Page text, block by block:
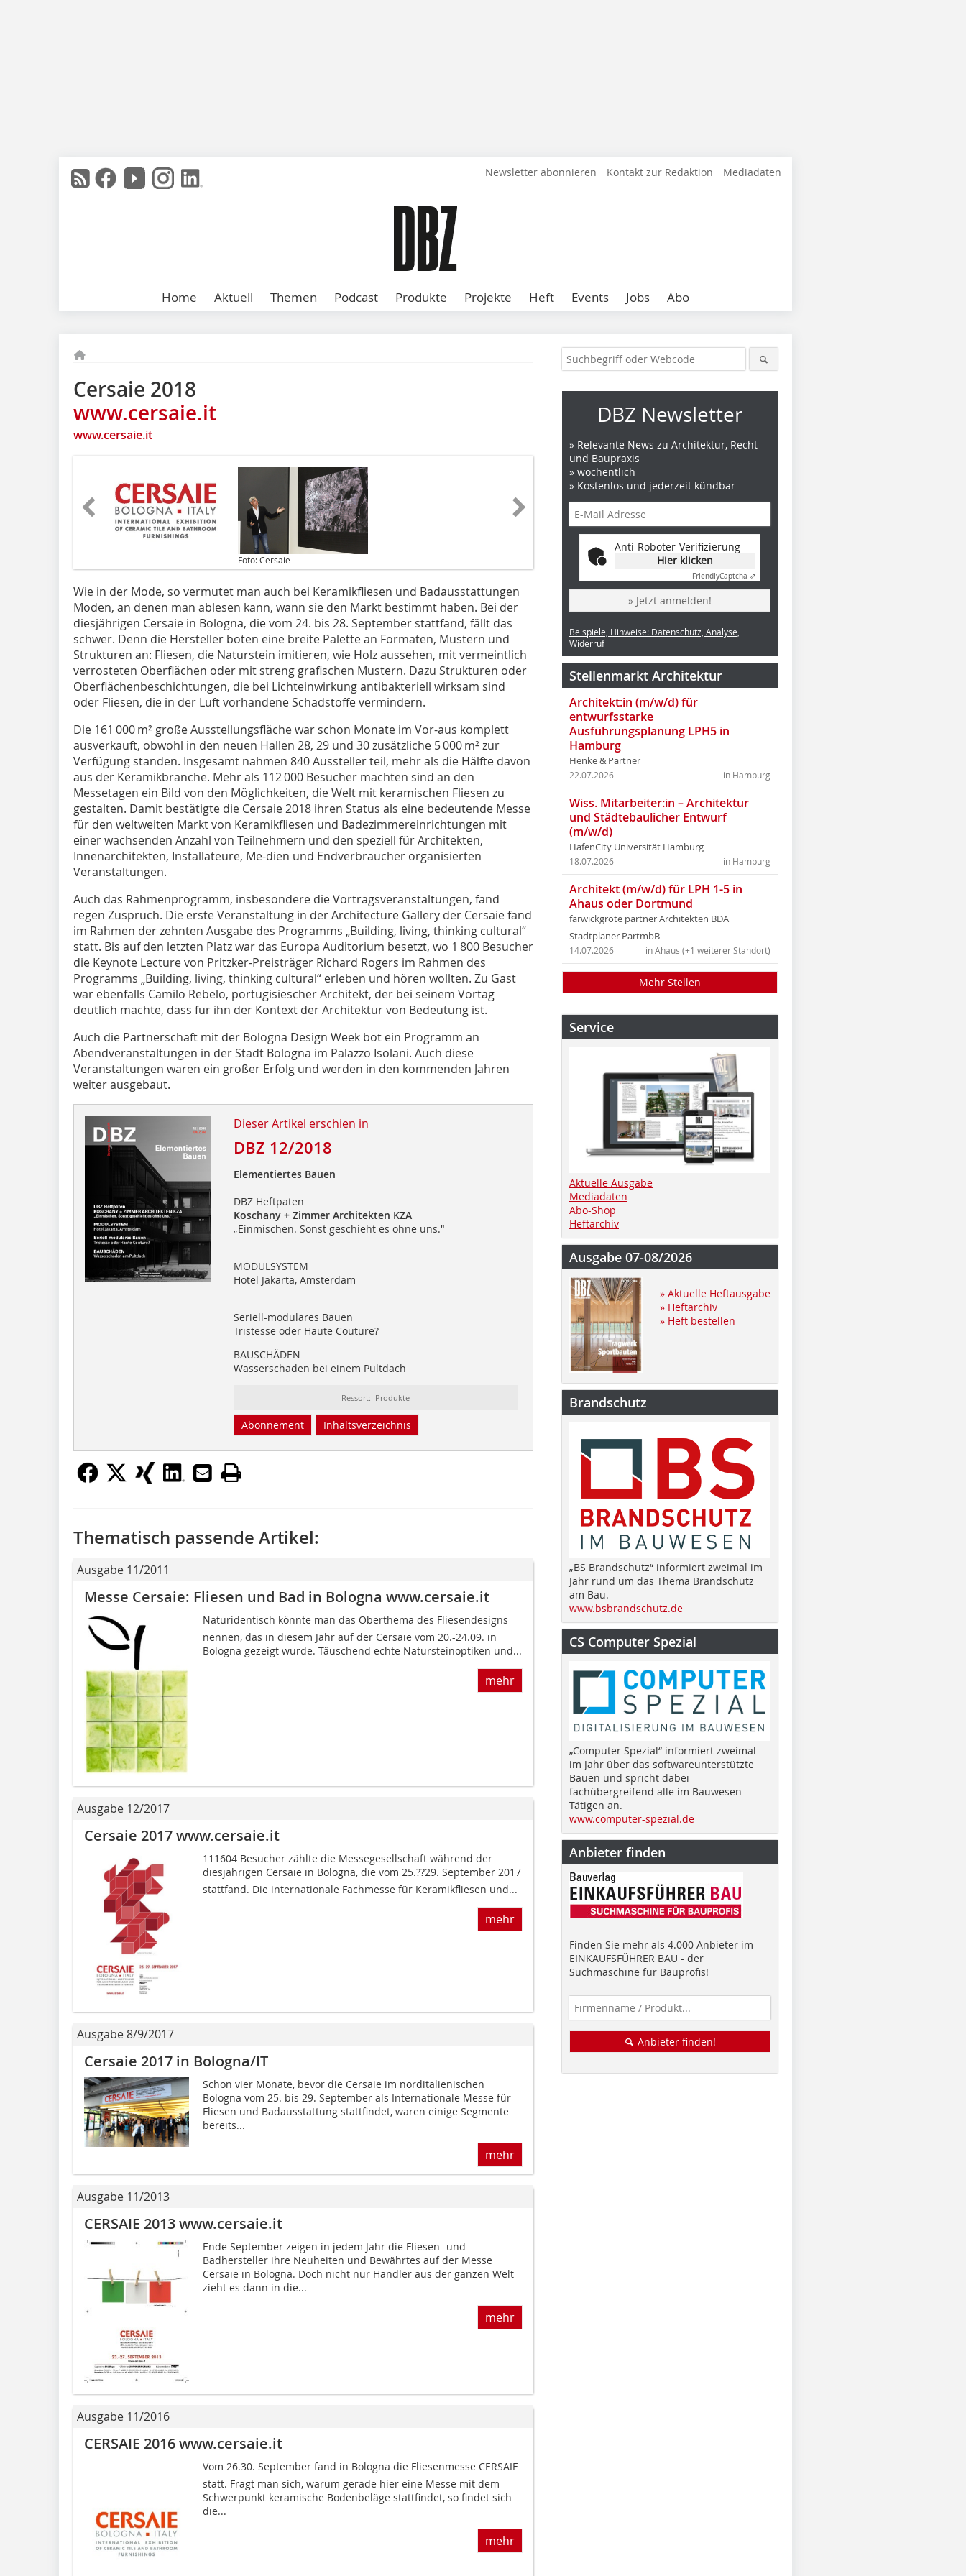
Newsletter abonnieren Kontakt zur Redaktion Mediadaten
Home Aktuell Themen Podcast Produkte Projekte Heft Events Jobs Abo
Cersaie 2018
www.cersaie.it
www.cersaie.it
Foto: Cersaie
Wie in der Mode, so vermutet man auch bei Keramikfliesen und Badausstattungen
Moden, an denen man ablesen kann, wann sie den Markt bestimmt haben. Bei der
diesjährigen Cersaie in Bologna, die vom 24. bis 28. September stattfand, fällt das
schwer. Denn die Hersteller boten eine breite Palette an Formaten, Mustern und
Strukturen an: Fliesen, die Naturstein imitieren, wie Holz aussehen, mit vermeintlich
verrosteten Oberflächen oder mit streng grafischen Mustern. Dazu Strukturen oder
Oberflächenbeschichtungen, die bei Lichteinwirkung antibakteriell wirksam sind
oder Fliesen, die in der Luft vorhandene Schadstoffe vermindern.
Die 161 000 m² große Ausstellungsfläche war schon Monate im Vor-aus komplett
ausverkauft, obwohl in den neuen Hallen 28, 29 und 30 zusätzliche 5 000 m² zur
Verfügung standen. Insgesamt nahmen 840 Aussteller teil, mehr als die Hälfte davon
aus der Keramikbranche. Mehr als 112 000 Besucher machten sind an den
Messetagen ein Bild von den Möglichkeiten, die Welt mit keramischen Fliesen zu
gestalten. Damit bestätigte die Cersaie 2018 ihren Status als eine bedeutende Messe
für den weltweiten Markt von Keramikfliesen und Badezimmereinrichtungen mit
einer wachsenden Anzahl von Teilnehmern und den speziell für Architekten,
Innenarchitekten, Installateure, Me-dien und Endverbraucher organisierten
Veranstaltungen.
Auch das Rahmenprogramm, insbesondere die Vortragsveranstaltungen, fand
regen Zuspruch. Die erste Veranstaltung in der Architecture Gallery der Cersaie fand
im Rahmen der zehnten Ausgabe des Programms „Building, living, thinking cultural“
statt. Bis auf den letzten Platz war das Europa Auditorium besetzt, wo 1 800 Besucher
die Keynote Lecture von Pritzker-Preisträger Richard Rogers im Rahmen des
Programms „Building, living, thinking cultural“ erleben und hören wollten. Zu Gast
war ebenfalls Camilo Rebelo, portugisiescher Architekt, der bei seinem Vortag
deutlich machte, dass für ihn der Kontext der Architektur von Bedeutung ist.
Auch die Partnerschaft mit der Bologna Design Week bot ein Programm an
Abendveranstaltungen in der Stadt Bologna im Palazzo Isolani. Auch diese
Veranstaltungen waren ein großer Erfolg und werden in den kommenden Jahren
weiter ausgebaut.
Dieser Artikel erschien in
DBZ 12/2018
Elementiertes Bauen
DBZ Heftpaten
Koschany + Zimmer Architekten KZA
„Einmischen. Sonst geschieht es ohne uns."
MODULSYSTEM
Hotel Jakarta, Amsterdam
Seriell-modulares Bauen
Tristesse oder Haute Couture?
BAUSCHÄDEN
Wasserschaden bei einem Pultdach
Ressort: Produkte
Abonnement Inhaltsverzeichnis
Thematisch passende Artikel:
Ausgabe 11/2011
Messe Cersaie: Fliesen und Bad in Bologna www.cersaie.it
Naturidentisch könnte man das Oberthema des Fliesendesigns
nennen, das in diesem Jahr auf der Cersaie vom 20.-24.09. in
Bologna gezeigt wurde. Täuschend echte Natursteinoptiken und...
mehr
Ausgabe 12/2017
Cersaie 2017 www.cersaie.it
111604 Besucher zählte die Messegesellschaft während der
diesjährigen Cersaie in Bologna, die vom 25.??29. September 2017
stattfand. Die internationale Fachmesse für Keramikfliesen und...
mehr
Ausgabe 8/9/2017
Cersaie 2017 in Bologna/IT
Schon vier Monate, bevor die Cersaie im norditalienischen
Bologna vom 25. bis 29. September als Internationale Messe für
Fliesen und Badausstattung stattfindet, waren einige Segmente
bereits...
mehr
Ausgabe 11/2013
CERSAIE 2013 www.cersaie.it
Ende September zeigen in jedem Jahr die Fliesen- und
Badhersteller ihre Neuheiten und Bewährtes auf der Messe
Cersaie in Bologna. Doch nicht nur Händler aus der ganzen Welt
zieht es dann in die...
mehr
Ausgabe 11/2016
CERSAIE 2016 www.cersaie.it
Vom 26.30. September fand in Bologna die Fliesenmesse CERSAIE
statt. Fragt man sich, warum gerade hier eine Messe mit dem
Schwerpunkt keramische Bodenbeläge stattfindet, so findet sich
die...
mehr
DBZ Newsletter
» Relevante News zu Architektur, Recht
und Baupraxis
» wöchentlich
» Kostenlos und jederzeit kündbar
Anti-Roboter-Verifizierung
Hier klicken
FriendlyCaptcha ⇗
» Jetzt anmelden!
Beispiele, Hinweise: Datenschutz, Analyse,
Widerruf
Stellenmarkt Architektur
Architekt:in (m/w/d) für
entwurfsstarke
Ausführungsplanung LPH5 in
Hamburg
Henke & Partner
in Hamburg
22.07.2026
Wiss. Mitarbeiter:in – Architektur
und Städtebaulicher Entwurf
(m/w/d)
HafenCity Universität Hamburg
in Hamburg
18.07.2026
Architekt (m/w/d) für LPH 1-5 in
Ahaus oder Dortmund
farwickgrote partner Architekten BDA
Stadtplaner PartmbB
in Ahaus (+1 weiterer Standort)
14.07.2026
Mehr Stellen
Service
Aktuelle Ausgabe
Mediadaten
Abo-Shop
Heftarchiv
Ausgabe 07-08/2026
» Aktuelle Heftausgabe
» Heftarchiv
» Heft bestellen
Brandschutz
„BS Brandschutz“ informiert zweimal im
Jahr rund um das Thema Brandschutz
am Bau.
www.bsbrandschutz.de
CS Computer Spezial
„Computer Spezial“ informiert zweimal
im Jahr über das softwareunterstützte
Bauen und spricht dabei
fachübergreifend alle im Bauwesen
Tätigen an.
www.computer-spezial.de
Anbieter finden
Finden Sie mehr als 4.000 Anbieter im
EINKAUFSFÜHRER BAU - der
Suchmaschine für Bauprofis!
Anbieter finden!